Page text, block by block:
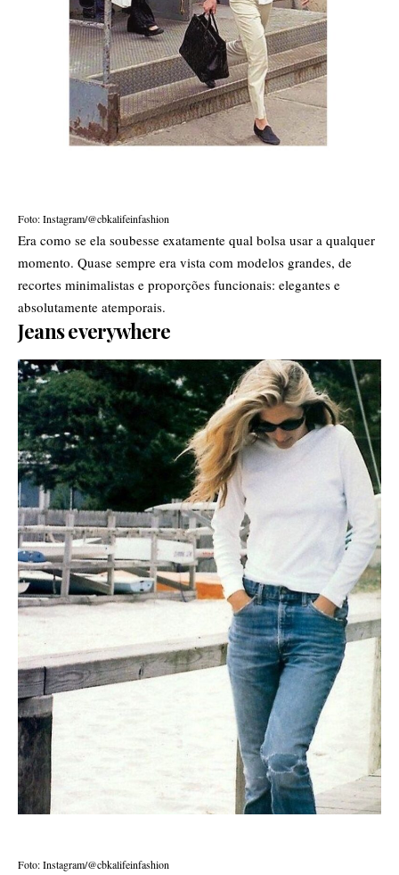
Foto: Instagram/@cbkalifeinfashion
Era como se ela soubesse exatamente qual bolsa usar a qualquer
momento. Quase sempre era vista com modelos grandes, de
recortes minimalistas e proporções funcionais: elegantes e
absolutamente atemporais.
Jeans everywhere
Foto: Instagram/@cbkalifeinfashion